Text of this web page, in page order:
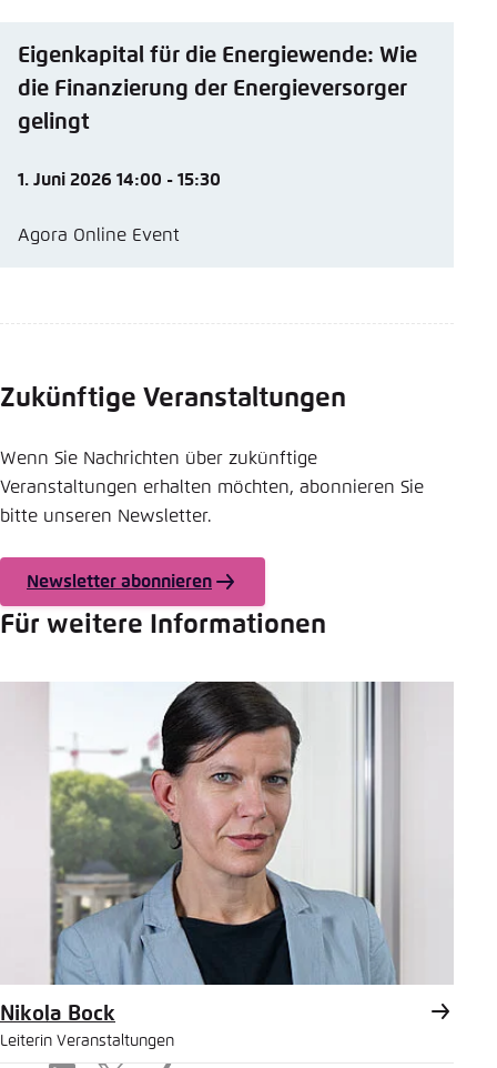
Eigenkapital für die Energiewende: Wie
die Finanzierung der Energieversorger
gelingt
1. Juni 2026 14:00 - 15:30
Agora Online Event
Zukünftige Veranstaltungen
Wenn Sie Nachrichten über zukünftige
Veranstaltungen erhalten möchten, abonnieren Sie
bitte unseren Newsletter.
Newsletter abonnieren
Für weitere Informationen
Nikola Bock
Leiterin Veranstaltungen